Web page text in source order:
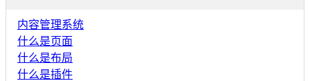
内容管理系统
什么是页面
什么是布局
什么是插件